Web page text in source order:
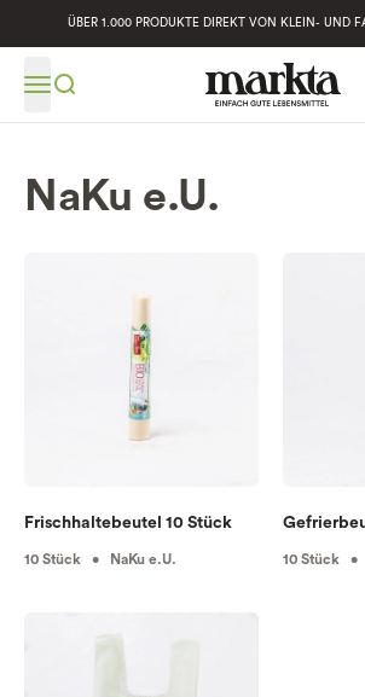
ÜBER 1.000 PRODUKTE DIREKT VON KLEIN- UND
NaKu e.U.
Frischhaltebeutel 10 Stück
10 Stück • NaKu e.U. 10 Stück •